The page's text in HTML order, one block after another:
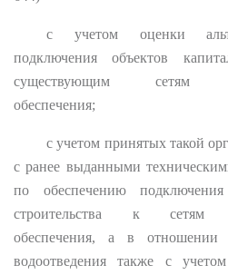
с учетом оценки
подключения объектов
существующим сетям
обеспечения;
с учетом принятых такой
с ранее выданными
по обеспечению подключения
строительства к сетям
обеспечения, а в отношении
водоотведения также с